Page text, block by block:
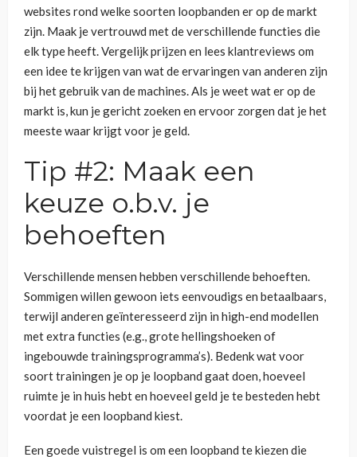
websites rond welke soorten loopbanden er op de markt
zijn. Maak je vertrouwd met de verschillende functies die
elk type heeft. Vergelijk prijzen en lees klantreviews om
een idee te krijgen van wat de ervaringen van anderen zijn
bij het gebruik van de machines. Als je weet wat er op de
markt is, kun je gericht zoeken en ervoor zorgen dat je het
meeste waar krijgt voor je geld.
Tip #2: Maak een
keuze o.b.v. je
behoeften
Verschillende mensen hebben verschillende behoeften.
Sommigen willen gewoon iets eenvoudigs en betaalbaars,
terwijl anderen geïnteresseerd zijn in high-end modellen
met extra functies (e.g., grote hellingshoeken of
ingebouwde trainingsprogramma’s). Bedenk wat voor
soort trainingen je op je loopband gaat doen, hoeveel
ruimte je in huis hebt en hoeveel geld je te besteden hebt
voordat je een loopband kiest.
Een goede vuistregel is om een loopband te kiezen die